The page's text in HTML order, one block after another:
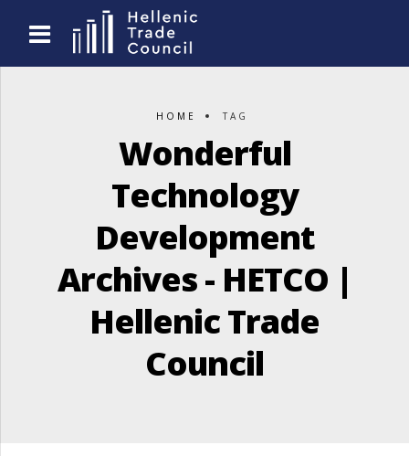
HOME TAG
Wonderful
Technology
Development
Archives - HETCO |
Hellenic Trade
Council